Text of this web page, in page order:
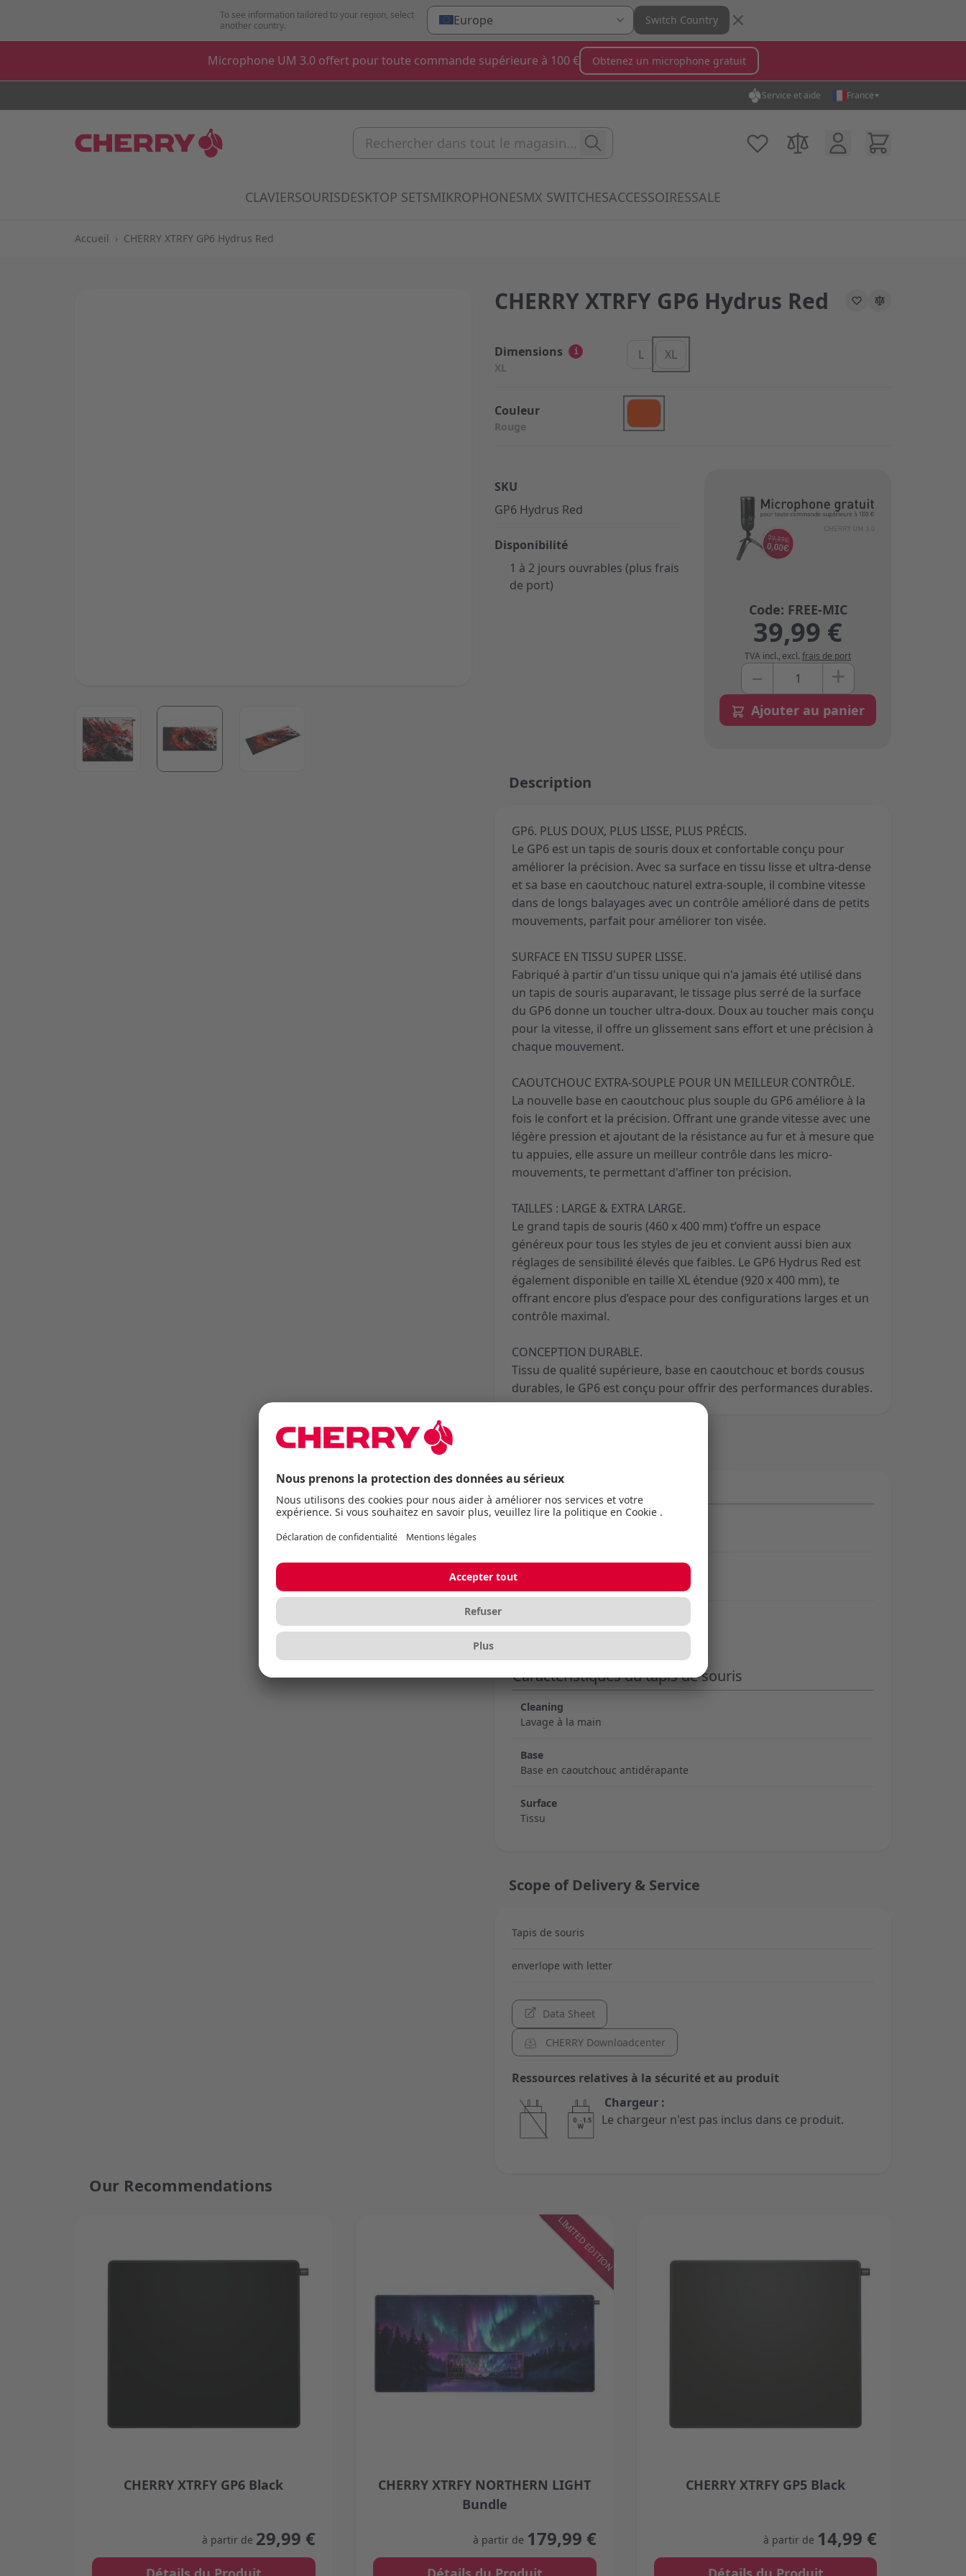
To see information tailored to your region, select
another country.
Europe Switch Country
Microphone UM 3.0 offert pour toute commande supérieure à 100 € Obtenez un microphone gratuit
Service et aide France
CLAVIERShow submenu for Clavier category
SOURISShow submenu for Souris category
DESKTOP SETSShow submenu for Desktop Sets category
MIKROPHONESShow submenu for Mikrophones category
MX SWITCHESShow submenu for MX Switches category
ACCESSOIRESShow submenu for Accessoires category
SALE
Compte Client
Cart
Rechercher dans tout le magasin...
Accueil › CHERRY XTRFY GP6 Hydrus Red
CHERRY XTRFY GP6 Hydrus Red
View larger imageView larger image
SKU
GP6 Hydrus Red
Disponibilité
1 à 2 jours ouvrables (plus frais
de port)
Dimensions
XL
i L XL
Couleur
Rouge
39,99 €
TVA incl., excl. frais de port
Quantité
– +
Ajouter au panier
Description
GP6. PLUS DOUX, PLUS LISSE, PLUS PRÉCIS.
Le GP6 est un tapis de souris doux et confortable conçu pour
améliorer la précision. Avec sa surface en tissu lisse et ultra-dense
et sa base en caoutchouc naturel extra-souple, il combine vitesse
dans de longs balayages avec un contrôle amélioré dans de petits
mouvements, parfait pour améliorer ton visée.
SURFACE EN TISSU SUPER LISSE.
Fabriqué à partir d'un tissu unique qui n'a jamais été utilisé dans
un tapis de souris auparavant, le tissage plus serré de la surface
du GP6 donne un toucher ultra-doux. Doux au toucher mais conçu
pour la vitesse, il offre un glissement sans effort et une précision à
chaque mouvement.
CAOUTCHOUC EXTRA-SOUPLE POUR UN MEILLEUR CONTRÔLE.
La nouvelle base en caoutchouc plus souple du GP6 améliore à la
fois le confort et la précision. Offrant une grande vitesse avec une
légère pression et ajoutant de la résistance au fur et à mesure que
tu appuies, elle assure un meilleur contrôle dans les micro-
mouvements, te permettant d'affiner ton précision.
TAILLES : LARGE & EXTRA LARGE.
Le grand tapis de souris (460 x 400 mm) t’offre un espace
généreux pour tous les styles de jeu et convient aussi bien aux
réglages de sensibilité élevés que faibles. Le GP6 Hydrus Red est
également disponible en taille XL étendue (920 x 400 mm), te
offrant encore plus d’espace pour des configurations larges et un
contrôle maximal.
CONCEPTION DURABLE.
Tissu de qualité supérieure, base en caoutchouc et bords cousus
durables, le GP6 est conçu pour offrir des performances durables.
Longueur sans emballage
4 mm
Caractéristiques du tapis de souris
Cleaning
Lavage à la main
Base
Base en caoutchouc antidérapante
Surface
Tissu
Scope of Delivery & Service
Tapis de souris
enverlope with letter
Data Sheet
CHERRY Downloadcenter
Ressources relatives à la sécurité et au produit
Chargeur :
Le chargeur n'est pas inclus dans ce produit.
Our Recommendations
CHERRY XTRFY GP6 Black
à partir de 29,99 €
LIMITED EDITION
CHERRY XTRFY NORTHERN LIGHT
Bundle
à partir de 179,99 €
CHERRY XTRFY GP5 Black
à partir de 14,99 €